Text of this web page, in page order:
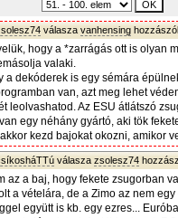
válasza vanhensing
hogy a *zarrágás ott is olyan
valaki.
a dekóderek is egy sémára
van, azt meg lehet
leolvashatod. Az ESU átlátszó
egy néhány gyártó, aki tök
kezd bajokat okozni, amikor
válasza zsolesz74
az a baj, hogy fekete zsugorban
a vételára, de a Zimo az nem
együtt is kb. egy ezres...